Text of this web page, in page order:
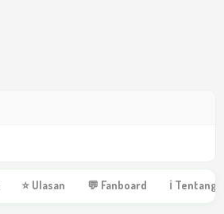
⭐ Ulasan 💬 Fanboard ℹ Tentang